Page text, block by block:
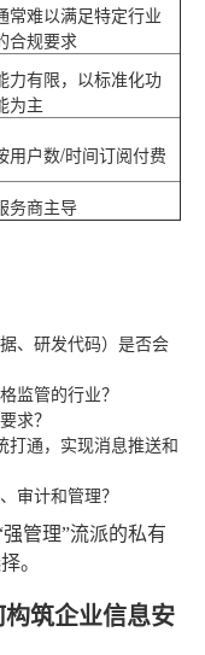
常难以满足特定行业
合规要求
力有限，以标准化功
为主
用户数/时间订阅付费
务商主导
、研发代码）是否会
监管的行业？
求？
打通，实现消息推送和
审计和管理？
管理”流派的私有
。
筑企业信息安